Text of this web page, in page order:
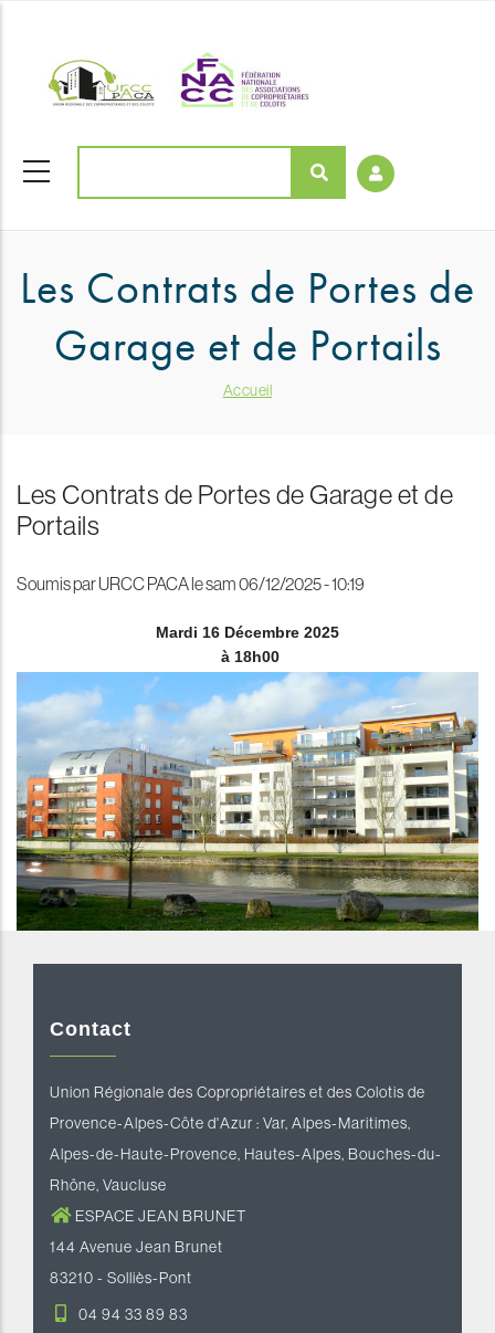
contenu
principal
Les Contrats de Portes de
Garage et de Portails
Fil
Accueil
Les Contrats de Portes de Garage et de
Portails
Soumis parURCC PACAlesam 06/12/2025 - 10:19
Mardi 16 Décembre 2025
à 18h00
Contact
Union Régionale des Copropriétaires et des Colotis de
Provence-Alpes-Côte d'Azur : Var, Alpes-Maritimes,
Alpes-de-Haute-Provence, Hautes-Alpes, Bouches-du-
Rhône, Vaucluse
ESPACE JEAN BRUNET
144 Avenue Jean Brunet
83210 - Solliès-Pont
04 94 33 89 83
reddit downloaderColoriage à Imprimerhoroscope love